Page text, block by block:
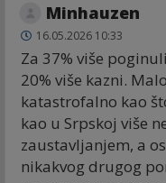
Minhauzen
16.05.2026 10:33
Za 37% više
20% više kazni.
katastrofalno kao
kao u Srpskoj više
zaustavljanjem, a
nikakvog drugog